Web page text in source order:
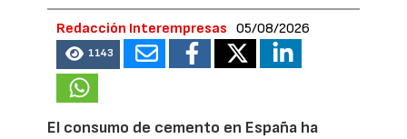
Redacción Interempresas 05/08/2026
1143
El consumo de cemento en España ha